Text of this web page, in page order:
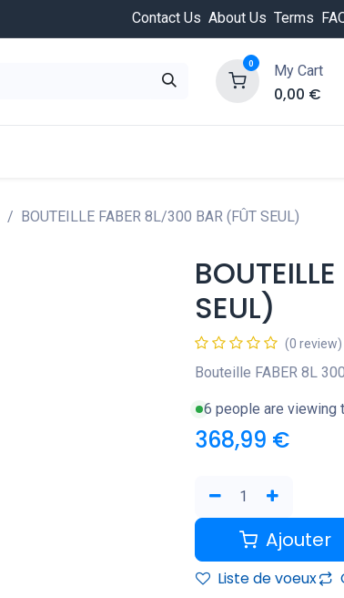
Contact Us About Us Terms
0 My Cart
0,00 €
HOT
BOUTEILLE FABER 8L/300 BAR (FÛT SEUL)
SEUL)
(0 review)
Bouteille FABER 8L
6 people are viewing
368,99 €
Ajouter
Liste de voeux